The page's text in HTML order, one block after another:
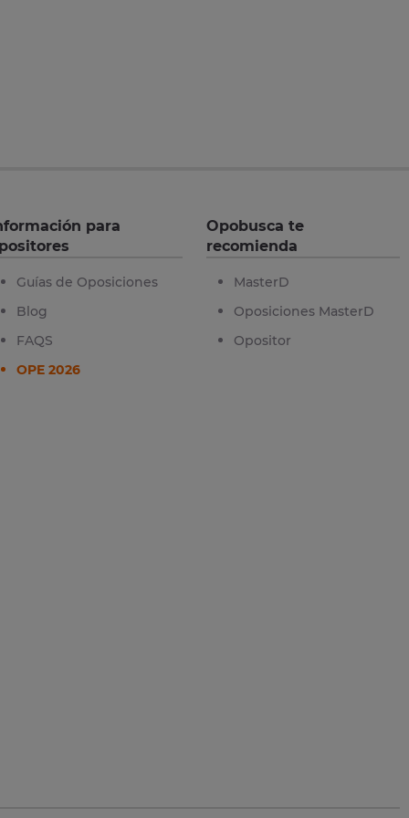
para
Guías de Oposiciones
Blog
FAQS
OPE 2026
Opobusca te
recomienda
MasterD
Oposiciones MasterD
Opositor